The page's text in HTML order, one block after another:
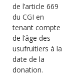
de l’article 669
du CGI en
tenant compte
de l’âge des
usufruitiers à la
date de la
donation.